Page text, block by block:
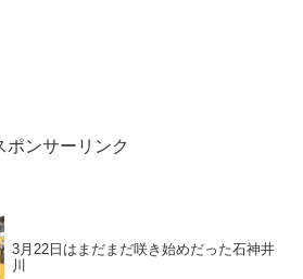
ポンサーリンク
3月22日はまだまだ咲き始めだった石神井
川